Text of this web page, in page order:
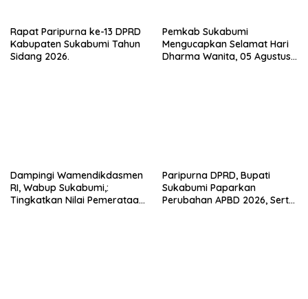
Rapat Paripurna ke-13 DPRD
Kabupaten Sukabumi Tahun
Sidang 2026.
Pemkab Sukabumi
Mengucapkan Selamat Hari
Dharma Wanita, 05 Agustus
Dampingi Wamendikdasmen
RI, Wabup Sukabumi,:
Tingkatkan Nilai Pemerataan
Paripurna DPRD, Bupati
Sukabumi Paparkan
Perubahan APBD 2026, Serta